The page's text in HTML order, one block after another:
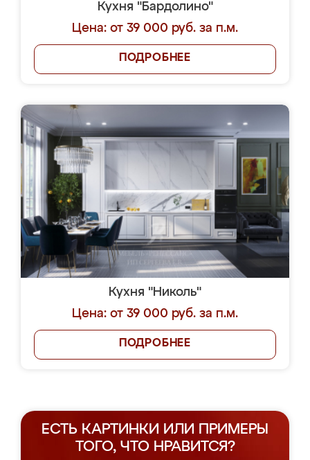
Кухня "Бардолино"
Цена: от 39 000 руб. за п.м.
ПОДРОБНЕЕ
Кухня "Николь"
Цена: от 39 000 руб. за п.м.
ПОДРОБНЕЕ
ЕСТЬ КАРТИНКИ ИЛИ ПРИМЕРЫ
ТОГО, ЧТО НРАВИТСЯ?